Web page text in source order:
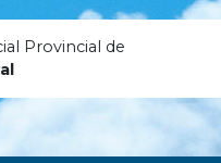
Provincial de